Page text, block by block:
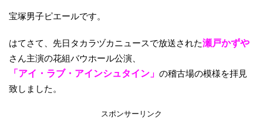
宝塚男子ピエールです。
はてさて、先日タカラヅカニュースで放送された瀬戸かずや
さん主演の花組バウホール公演、
「アイ・ラブ・アインシュタイン」 の稽古場の模様を拝見
致しました。
スポンサーリンク